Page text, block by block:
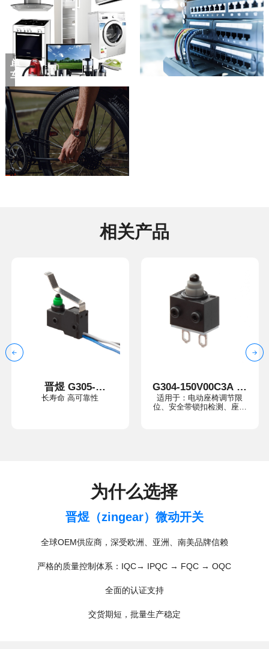
车
相关产品
长寿命 高可靠性
为什么选择
晋煜（zingear）微动开关
全球OEM供应商，深受欧洲、亚洲、南美品牌信赖
严格的质量控制体系：IQC→ IPQC → FQC → OQC
全面的认证支持
交货期短，批量生产稳定